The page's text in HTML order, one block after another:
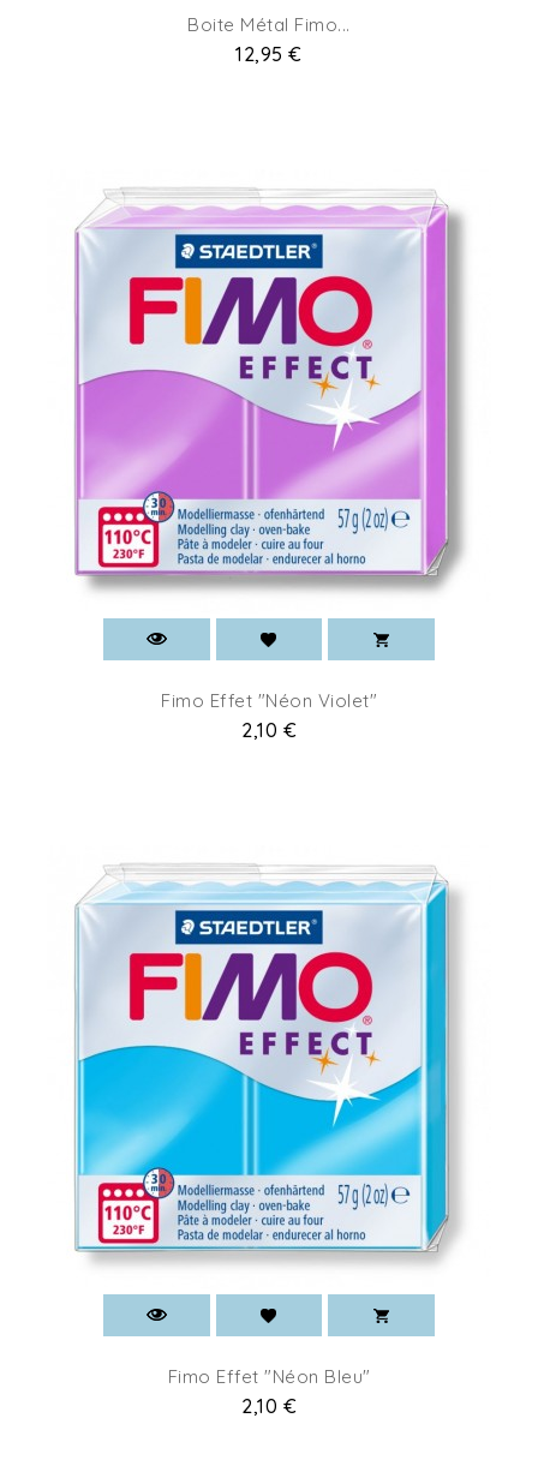
Boite Métal Fimo...
Prix
12,95 €
Fimo Effet "Néon Violet"
Prix
2,10 €
Fimo Effet "Néon Bleu"
Prix
2,10 €